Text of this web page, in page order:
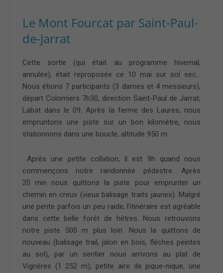
Le Mont Fourcat par Saint-Paul-
de-Jarrat
Cette sortie (qui était au programme hivernal,
annulée), était reproposée ce 10 mai sur sol sec…
Nous étions 7 participants (3 dames et 4 messieurs),
départ Colomiers 7h30, direction Saint-Paul de Jarrat,
Labat dans le 09. Après la ferme des Laures, nous
empruntons une piste sur un bon kilomètre, nous
stationnons dans une boucle, altitude 950 m.
Après une petite collation, il est 9h quand nous
commençons notre randonnée pédestre. Après
20 min nous quittons la piste pour emprunter un
chemin en creux (vieux balisage traits jaunes). Malgré
une pente parfois un peu raide, l’itinéraire est agréable
dans cette belle forêt de hêtres. Nous retrouvons
notre piste 500 m plus loin. Nous la quittons de
nouveau (balisage trail, jalon en bois, flèches peintes
au sol), par un sentier nous arrivons au plat de
Vignères (1 252 m), petite aire de pique-nique, une